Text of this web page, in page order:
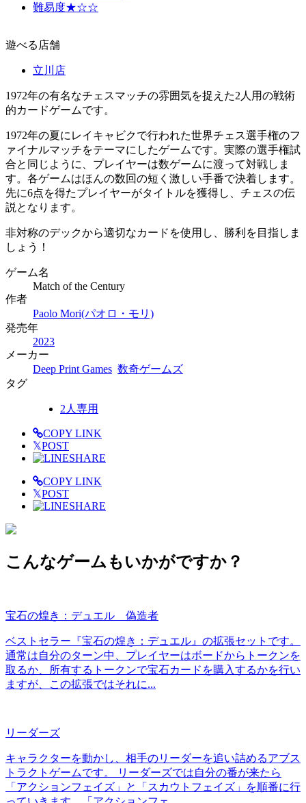
難易度★☆☆
遊べる店舗
立川店
1972年の有名なチェスマッチの雰囲気を捉えた2人用の戦術
的カードゲームです。
1972年の夏にレイキャビクで行われた世界チェス選手権のフ
ァイナルマッチをテーマにしたゲームです。実際の選手権試
合と同じように、プレイヤーは数ゲームに渡って対戦しま
す。各ゲームはほんの数回の短く激しい手番で決着します。
先に6点を得たプレイヤーがタイトルを獲得し、チェスの伝
説となります。
非対称のデックから適切なカードを使用し、勝利を目指しま
しょう！
ゲーム名
Match of the Century
作者
Paolo Mori(パオロ・モリ)
発売年
2023
メーカー
Deep Print Games 数奇ゲームズ
タグ
2人専用
COPY LINK
𝕏POST
SHARE
COPY LINK
𝕏POST
SHARE
こんなゲームもいかがですか？
宝石の煌き：デュエル 偽造者
ベストセラー『宝石の煌き：デュエル』の拡張セットです。
通常は自分のターン中、プレイヤーはボードからトークンを
取るか、所有するトークンで宝石カードを購入するかを行い
ますが、この拡張ではそれに...
リーダーズ
キャラクターを動かし、相手のリーダーを追い詰めるアブス
トラクトゲームです。 リーダーズでは自分の番が来たら
「アクションフェイズ」と「スカウトフェイズ」を順番に行